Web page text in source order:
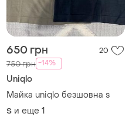
650 грн 20
750 грн -14%
Uniqlo
Майка uniqlo безшовна s
S и еще 1